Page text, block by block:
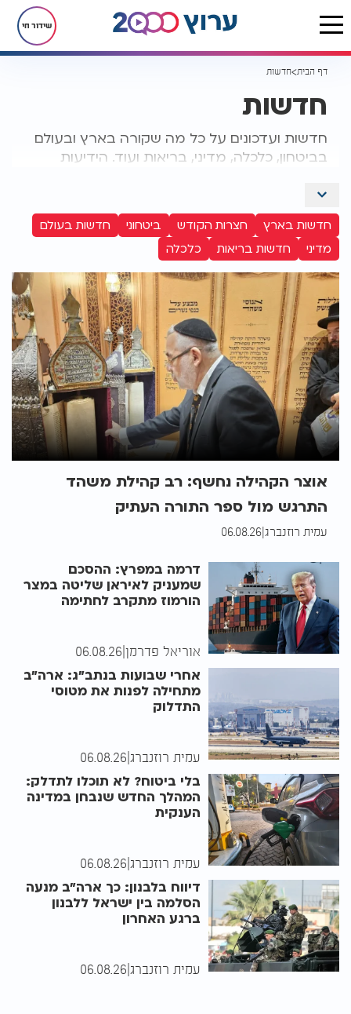
שידור חי
דף הבית חדשות
חדשות
חדשות ועדכונים על כל מה שקורה בארץ ובעולם
בביטחון, כלכלה, מדיני, בריאות ועוד. הידיעות
חדשות בארץ חצרות הקודש ביטחוני
חדשות בעולם
מדיני
חדשות בריאות כלכלה
אוצר הקהילה נחשף: רב קהילת משהד
התרגש מול ספר התורה העתיק
עמית רוזנברג 06.08.26
דרמה במפרץ: ההסכם
שמעניק לאיראן שליטה במצר
הורמוז מתקרב לחתימה
אוריאל פדרמן 06.08.26
אחרי שבועות בנתב"ג: ארה"ב
מתחילה לפנות את מטוסי
התדלוק
עמית רוזנברג 06.08.26
בלי ביטוח? לא תוכלו לתדלק:
המהלך החדש שנבחן במדינה
הענקית
עמית רוזנברג 06.08.26
דיווח בלבנון: כך ארה"ב מנעה
הסלמה בין ישראל ללבנון
ברגע האחרון
עמית רוזנברג 06.08.26